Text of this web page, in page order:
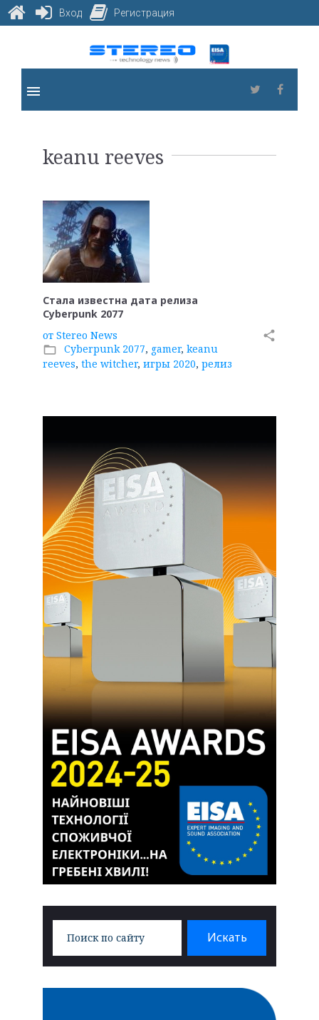
content
Twitter
menu
keanu
keanu reeves
Стала известна дата релиза
Cyberpunk 2077
от Stereo News
folder_open Cyberpunk 2077, gamer, keanu
reeves, the witcher, игры 2020, релиз
share
Искать
Вход Регистрация